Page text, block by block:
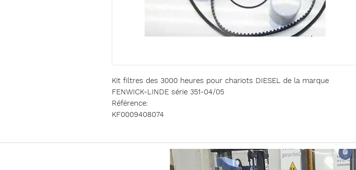
Kit filtres des 3000 heures pour chariots DIESEL de la marque
FENWICK-LINDE série 351-04/05
Référence:
KF0009408074